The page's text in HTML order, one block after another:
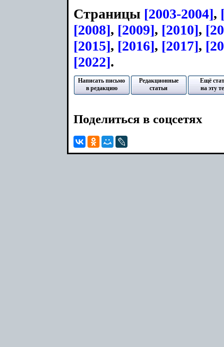
Страницы [2003-2004],
[2008], [2009], [2010],
[2015], [2016], [2017],
[2022].
Написать письмо
в редакцию
Редакционные
статьи
Ещё
на эту
Поделиться в соцсетях